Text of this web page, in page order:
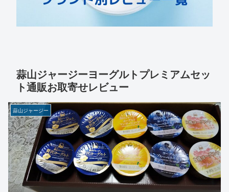
蒜山ジャージーヨーグルトプレミアムセッ
ト通販お取寄せレビュー
蒜山ジャージー